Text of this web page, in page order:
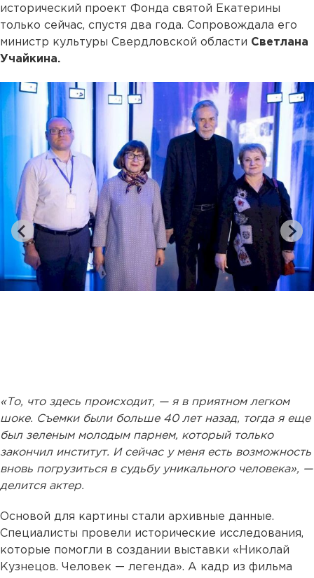
исторический проект Фонда святой Екатерины
только сейчас, спустя два года. Сопровождала его
министр культуры Свердловской области Светлана
Учайкина.
«То, что здесь происходит, — я в приятном легком
шоке. Съемки были больше 40 лет назад, тогда я еще
был зеленым молодым парнем, который только
закончил институт. И сейчас у меня есть возможность
вновь погрузиться в судьбу уникального человека», —
делится актер.
Основой для картины стали архивные данные.
Специалисты провели исторические исследования,
которые помогли в создании выставки «Николай
Кузнецов. Человек — легенда». А кадр из фильма